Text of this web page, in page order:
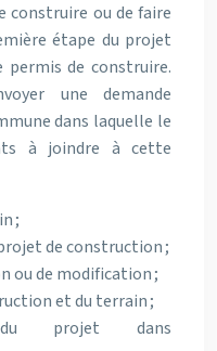
construire ou de faire
étape du projet
permis de construire.
une demande
dans laquelle le
à joindre à cette
;
de construction ;
ou de modification ;
et du terrain ;
projet dans